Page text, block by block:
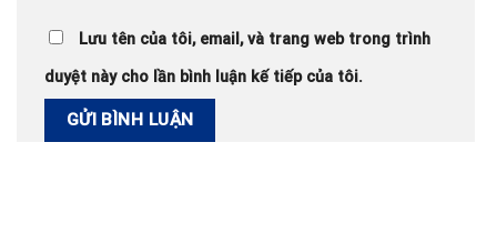
Lưu tên của tôi, email, và trang web trong trình
duyệt này cho lần bình luận kế tiếp của tôi.